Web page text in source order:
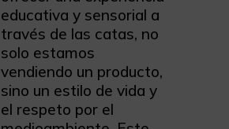
educativa y sensorial a
través de las catas, no
solo estamos
vendiendo un producto,
sino un estilo de vida y
el respeto por el